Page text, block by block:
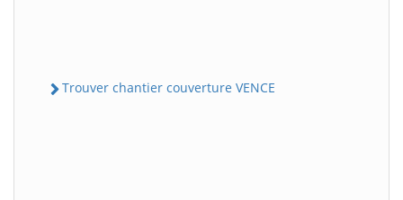
Trouver chantier couverture VENCE